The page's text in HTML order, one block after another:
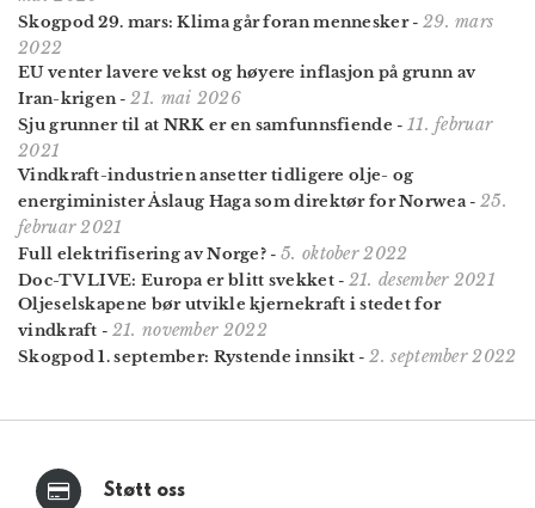
Skogpod 29. mars: Klima går foran mennesker- 29. mars
2022
EU venter lavere vekst og høyere inflasjon på grunn av
Iran-krigen - 21. mai 2026
Sju grunner til at NRK er en samfunnsfiende - 11. februar
2021
Vindkraft-industrien ansetter tidligere olje- og
energiminister Åslaug Haga som direktør for Norwea - 25.
februar 2021
Full elektrifisering av Norge? - 5. oktober 2022
Doc-TV LIVE: Europa er blitt svekket- 21. desember 2021
Oljeselskapene bør utvikle kjernekraft i stedet for
vindkraft - 21. november 2022
Skogpod 1. september: Rystende innsikt - 2. september 2022
Støtt oss